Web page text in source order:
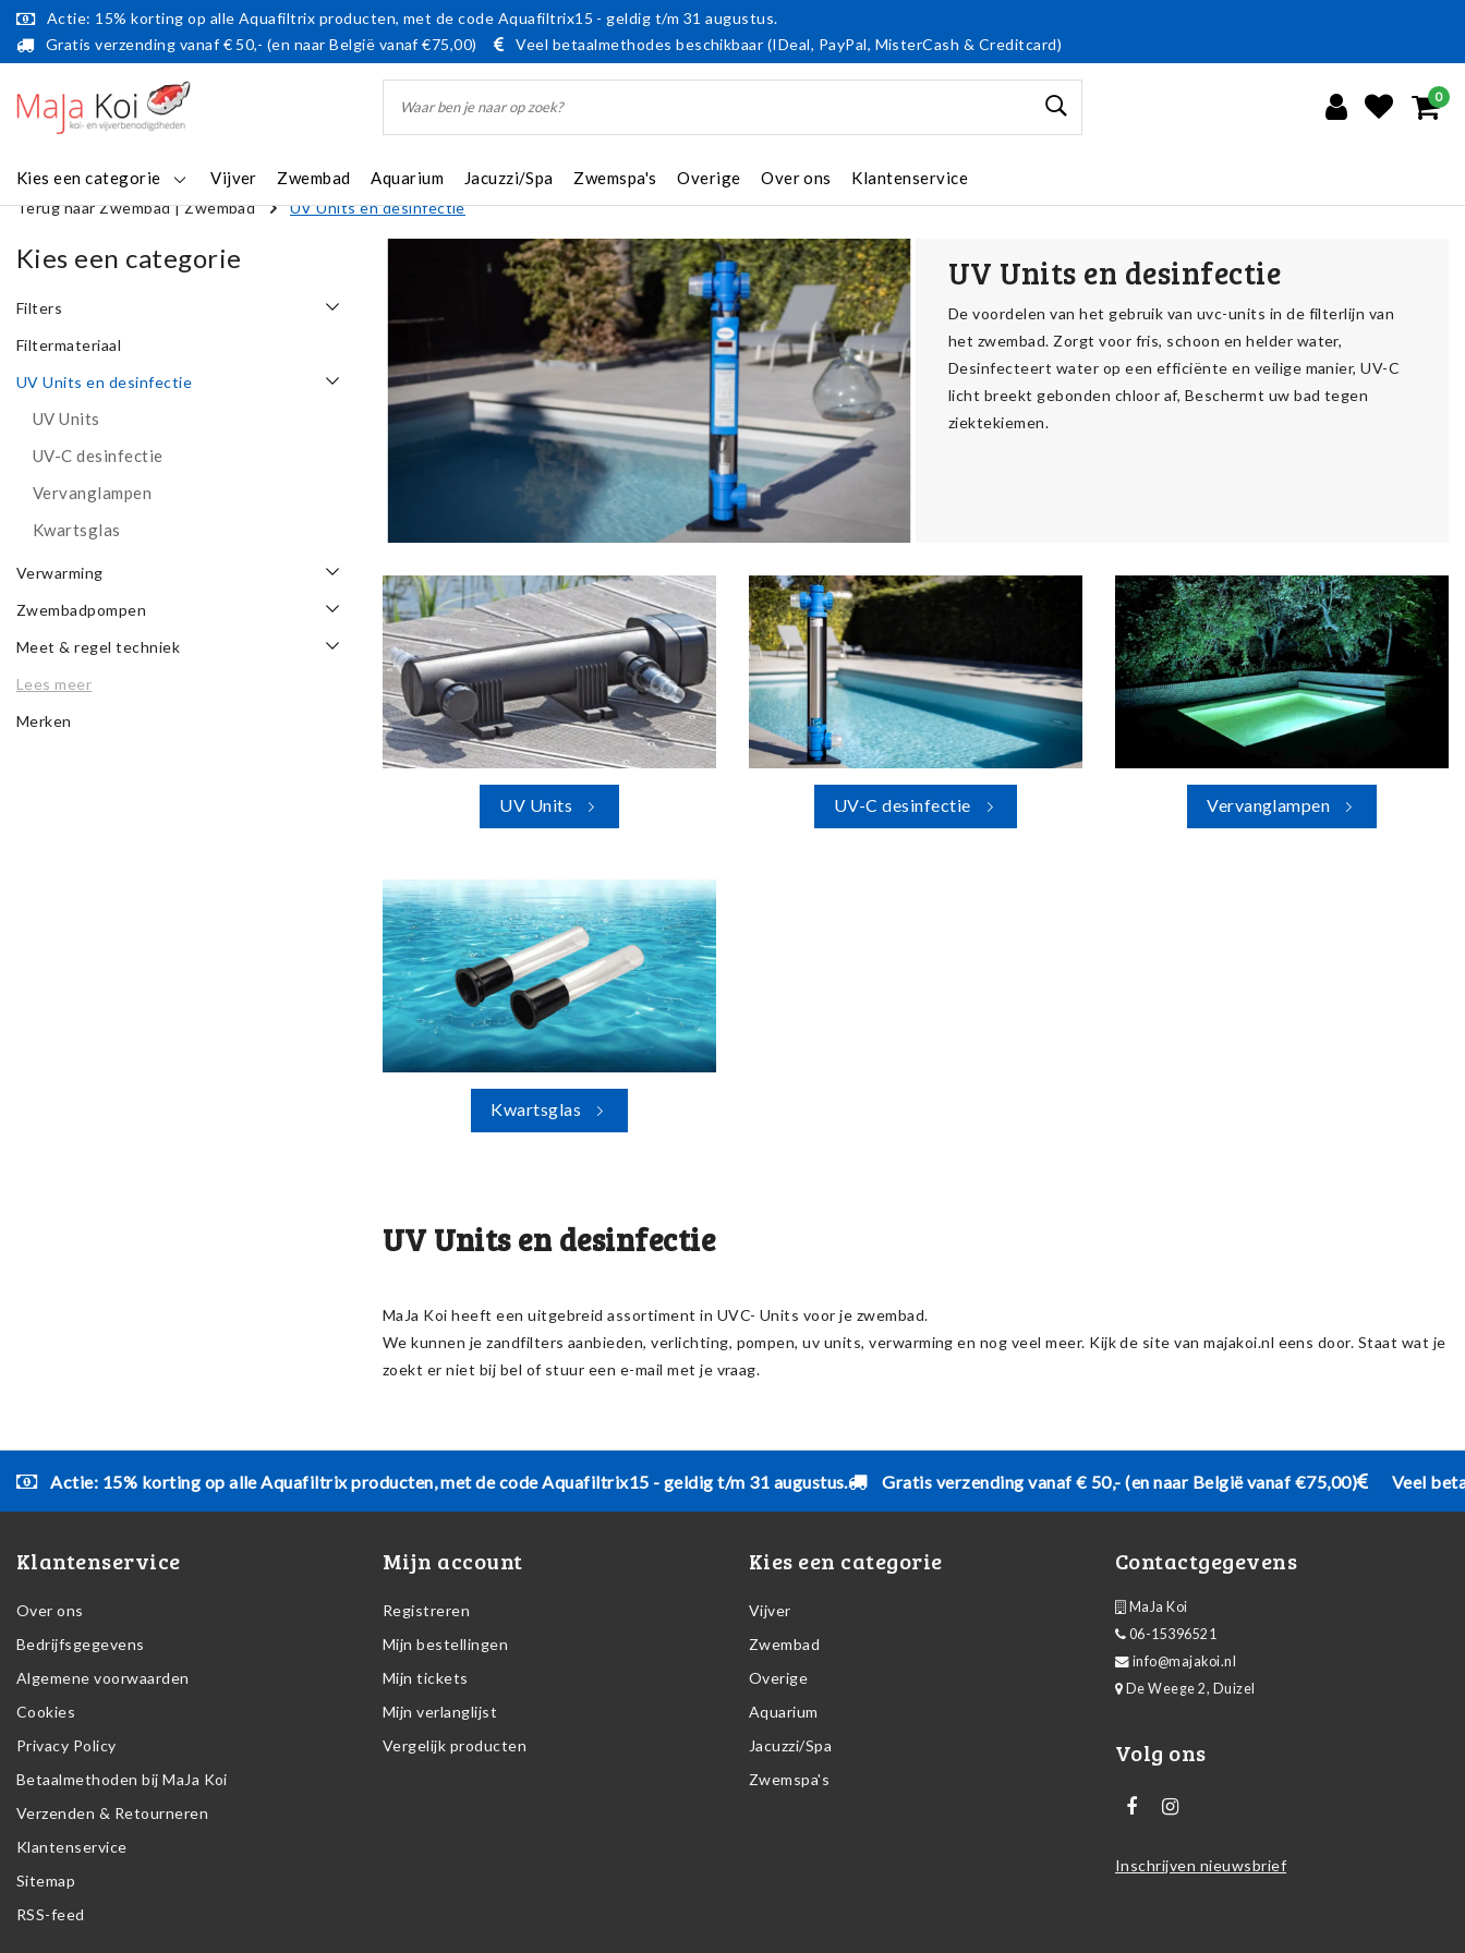
Actie: 15% korting op alle Aquafiltrix producten, met de code Aquafiltrix15 - geldig t/m 31 augustus.
Gratis verzending vanaf € 50,- (en naar België vanaf €75,00)
Veel betaalmethodes beschikbaar (IDeal, PayPal, MisterCash & Creditcard)
0
Kies een categorie Vijver Zwembad Aquarium Jacuzzi/Spa Zwemspa's Overige Over ons Klantenservice
Terug naar Zwembad|Zwembad UV Units en desinfectie
Kies een categorie
Filters
Filtermateriaal
UV Units en desinfectie
UV Units
UV-C desinfectie
Vervanglampen
Kwartsglas
Verwarming
Zwembadpompen
Meet & regel techniek
Lees meer
Merken
UV Units en desinfectie
De voordelen van het gebruik van uvc-units in de filterlijn van
het zwembad. Zorgt voor fris, schoon en helder water,
Desinfecteert water op een efficiënte en veilige manier, UV-C
licht breekt gebonden chloor af, Beschermt uw bad tegen
ziektekiemen.
UV Units UV-C desinfectie Vervanglampen
Kwartsglas
UV Units en desinfectie
MaJa Koi heeft een uitgebreid assortiment in UVC- Units voor je zwembad.
We kunnen je zandfilters aanbieden, verlichting, pompen, uv units, verwarming en nog veel meer. Kijk de site van majakoi.nl eens door. Staat wat je
zoekt er niet bij bel of stuur een e-mail met je vraag.
Actie: 15% korting op alle Aquafiltrix producten, met de code Aquafiltrix15 - geldig t/m 31 augustus. Gratis verzending vanaf € 50,- (en naar België vanaf €75,00) Veel
Klantenservice
Over ons
Bedrijfsgegevens
Algemene voorwaarden
Cookies
Privacy Policy
Betaalmethoden bij MaJa Koi
Verzenden & Retourneren
Klantenservice
Sitemap
RSS-feed
Mijn account
Registreren
Mijn bestellingen
Mijn tickets
Mijn verlanglijst
Vergelijk producten
Kies een categorie
Vijver
Zwembad
Overige
Aquarium
Jacuzzi/Spa
Zwemspa's
Contactgegevens
MaJa Koi
06-15396521
info@majakoi.nl
De Weege 2, Duizel
Volg ons
Inschrijven nieuwsbrief